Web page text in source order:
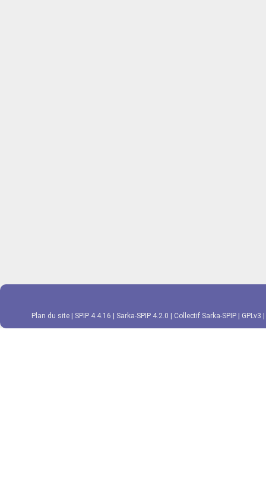
Plan du site SPIP 4.4.16 Sarka-SPIP 4.2.0 Collectif Sarka-SPIP GPLv3